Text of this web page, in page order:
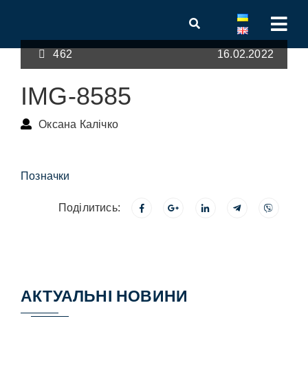
462 16.02.2022
IMG-8585
Оксана Калічко
Позначки
Поділитись:
АКТУАЛЬНІ НОВИНИ